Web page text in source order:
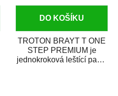
DO KOŠÍKU
TROTON BRAYT T ONE
STEP PREMIUM je
jednokroková leštící pasta